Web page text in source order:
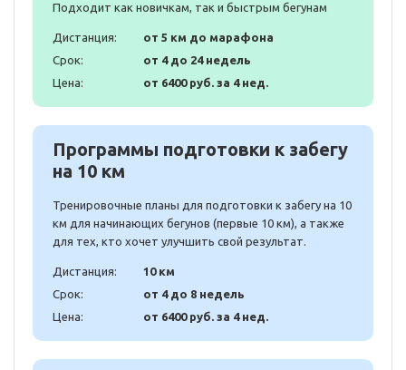
Подходит как новичкам, так и быстрым бегунам
Дистанция:
от 5 км до марафона
Срок:
от 4 до 24 недель
Цена:
от 6400 руб. за 4 нед.
Программы подготовки к забегу
на 10 км
Тренировочные планы для подготовки к забегу на 10
км для начинающих бегунов (первые 10 км), а также
для тех, кто хочет улучшить свой результат.
Дистанция:
10 км
Срок:
от 4 до 8 недель
Цена:
от 6400 руб. за 4 нед.